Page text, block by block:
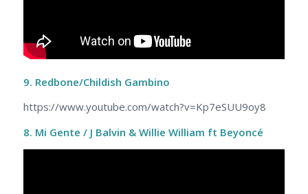
9. Redbone/Childish Gambino
https://www.youtube.com/watch?v=Kp7eSUU9oy8
8. Mi Gente / J Balvin & Willie William ft Beyoncé